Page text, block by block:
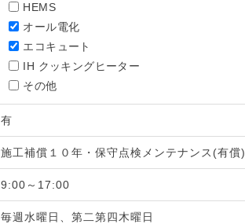
HEMS
オール電化
エコキュート
IH クッキングヒーター
その他
有
施工補償１０年・保守点検メンテナンス(有償)
9:00～17:00
毎週水曜日、第二第四木曜日